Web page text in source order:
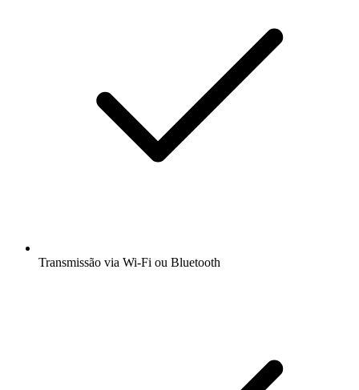
Transmissão via Wi-Fi ou Bluetooth